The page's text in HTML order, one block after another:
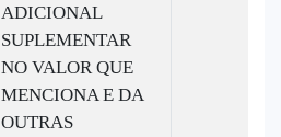
ADICIONAL
SUPLEMENTAR
NO VALOR QUE
MENCIONA E DA
OUTRAS